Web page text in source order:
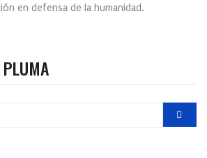
en defensa de la humanidad.